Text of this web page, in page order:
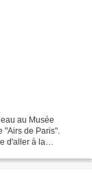
au Musée
"Airs de Paris".
d'aller à la